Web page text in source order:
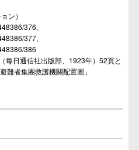
ン）
376
377
386
每日通信社出版部、1923年）52頁と
難者集團救護機關配置圖」